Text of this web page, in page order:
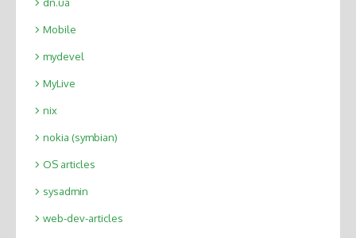
dn.ua
Mobile
mydevel
MyLive
nix
nokia (symbian)
OS articles
sysadmin
web-dev-articles